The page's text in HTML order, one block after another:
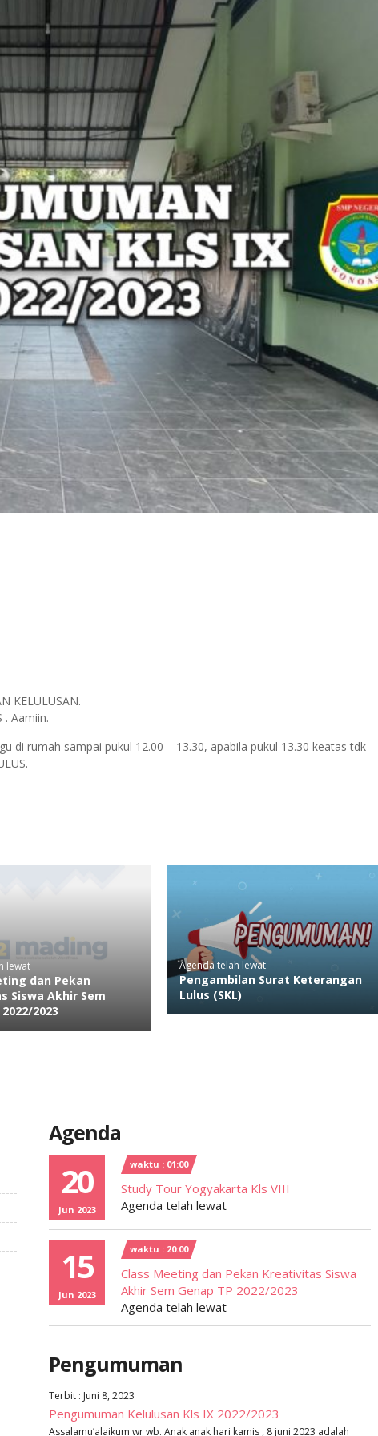
KELULUSAN.
. Aamiin.
di rumah sampai pukul 12.00 – 13.30, apabila pukul 13.30 keatas tdk
lewat
dan Pekan
Siswa Akhir Sem
2023
Agenda telah lewat
Pengambilan Surat Keterangan
Lulus (SKL)
Agenda
20
Jun 2023
waktu : 01:00
Study Tour Yogyakarta Kls VIII
Agenda telah lewat
15
Jun 2023
waktu : 20:00
Class Meeting dan Pekan Kreativitas Siswa
Akhir Sem Genap TP 2022/2023
Agenda telah lewat
Pengumuman
Terbit : Juni 8, 2023
Pengumuman Kelulusan Kls IX 2022/2023
Assalamu’alaikum wr wb. Anak anak hari kamis , 8 juni 2023 adalah